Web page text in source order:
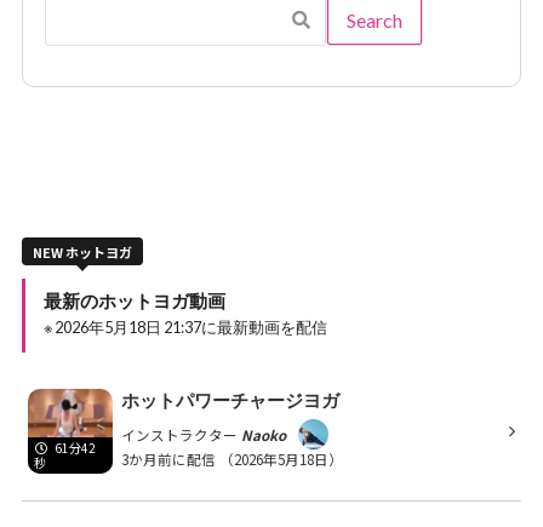
NEW ホットヨガ
最新のホットヨガ動画
※ 2026年5月18日 21:37に最新動画を配信
61分42
秒
ホットパワーチャージヨガ
インストラクター Naoko
3か月前に配信
（2026年5月18日）